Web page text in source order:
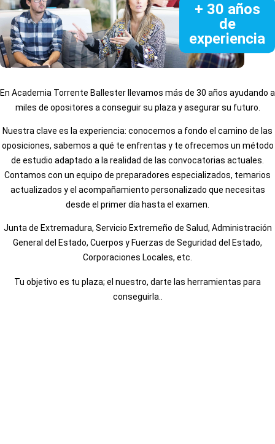
+ 30 años
de
experiencia
En Academia Torrente Ballester llevamos más de 30 años ayudando a
miles de opositores a conseguir su plaza y asegurar su futuro.
Nuestra clave es la experiencia: conocemos a fondo el camino de las
oposiciones, sabemos a qué te enfrentas y te ofrecemos un método
de estudio adaptado a la realidad de las convocatorias actuales.
Contamos con un equipo de preparadores especializados, temarios
actualizados y el acompañamiento personalizado que necesitas
desde el primer día hasta el examen.
Junta de Extremadura, Servicio Extremeño de Salud, Administración
General del Estado, Cuerpos y Fuerzas de Seguridad del Estado,
Corporaciones Locales, etc.
Tu objetivo es tu plaza; el nuestro, darte las herramientas para
conseguirla..